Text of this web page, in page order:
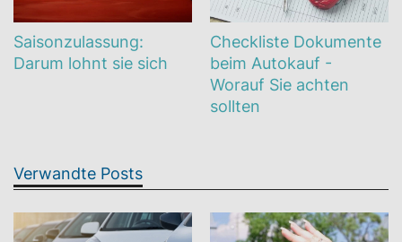
Saisonzulassung:
Darum lohnt sie sich
Checkliste Dokumente
beim Autokauf -
Worauf Sie achten
sollten
Verwandte Posts